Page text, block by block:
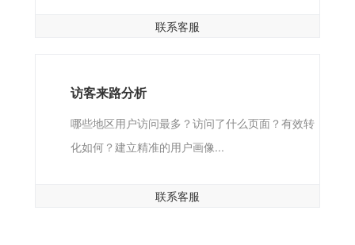
联系客服
访客来路分析
哪些地区用户访问最多？访问了什么页面？有效转
化如何？建立精准的用户画像...
联系客服